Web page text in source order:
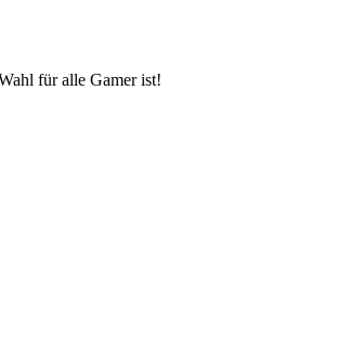
für alle Gamer ist!